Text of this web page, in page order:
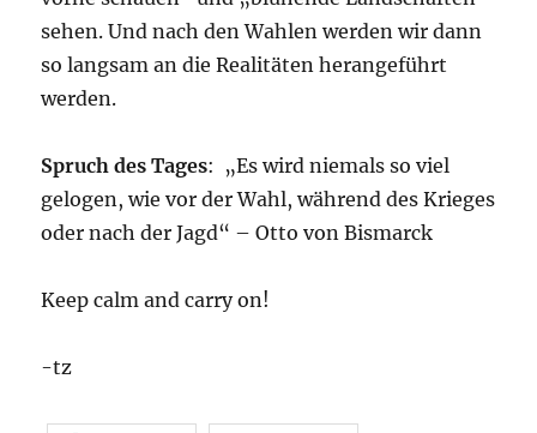
sehen. Und nach den Wahlen werden wir dann
so langsam an die Realitäten herangeführt
werden.
Spruch des Tages: „Es wird niemals so viel
gelogen, wie vor der Wahl, während des Krieges
oder nach der Jagd“ – Otto von Bismarck
Keep calm and carry on!
-tz